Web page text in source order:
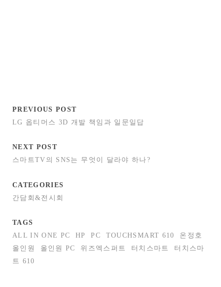
PREVIOUS POST
LG 옵티머스 3D 개발 책임과 일문일답
NEXT POST
스마트TV의 SNS는 무엇이 달라야 하나?
CATEGORIES
간담회&전시회
TAGS
ALL IN ONE PC
HP PC TOUCHSMART 610
온정호
올인원
올인원 PC 위즈엑스퍼트 터치스마트
터치스마
트 610